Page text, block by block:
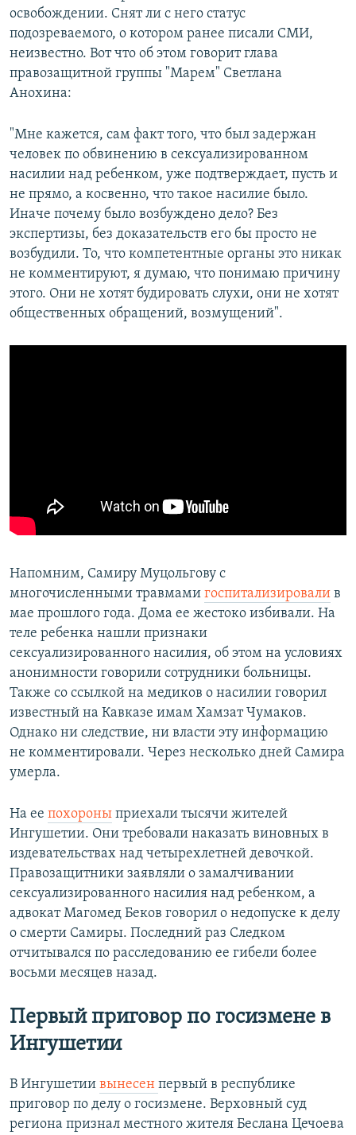
освобождении. Снят ли с него статус
подозреваемого, о котором ранее писали СМИ,
неизвестно. Вот что об этом говорит глава
правозащитной группы "Марем" Светлана
Анохина:
"Мне кажется, сам факт того, что был задержан
человек по обвинению в сексуализированном
насилии над ребенком, уже подтверждает, пусть и
не прямо, а косвенно, что такое насилие было.
Иначе почему было возбуждено дело? Без
экспертизы, без доказательств его бы просто не
возбудили. То, что компетентные органы это никак
не комментируют, я думаю, что понимаю причину
этого. Они не хотят будировать слухи, они не хотят
общественных обращений, возмущений".
Напомним, Самиру Муцольгову с
многочисленными травмами госпитализировали в
мае прошлого года. Дома ее жестоко избивали. На
теле ребенка нашли признаки
сексуализированного насилия, об этом на условиях
анонимности говорили сотрудники больницы.
Также со ссылкой на медиков о насилии говорил
известный на Кавказе имам Хамзат Чумаков.
Однако ни следствие, ни власти эту информацию
не комментировали. Через несколько дней Самира
умерла.
На ее похороны приехали тысячи жителей
Ингушетии. Они требовали наказать виновных в
издевательствах над четырехлетней девочкой.
Правозащитники заявляли о замалчивании
сексуализированного насилия над ребенком, а
адвокат Магомед Беков говорил о недопуске к делу
о смерти Самиры. Последний раз Следком
отчитывался по расследованию ее гибели более
восьми месяцев назад.
Первый приговор по госизмене в
Ингушетии
В Ингушетии вынесен первый в республике
приговор по делу о госизмене. Верховный суд
региона признал местного жителя Беслана Цечоева